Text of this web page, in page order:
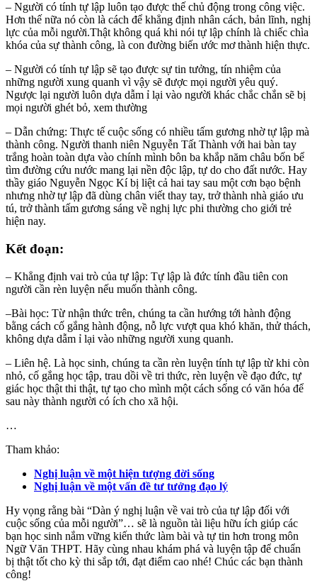
– Người có tính tự lập luôn tạo được thế chủ động trong công việc.
Hơn thế nữa nó còn là cách để khẳng định nhân cách, bản lĩnh, nghị
lực của mỗi người.Thật không quá khi nói tự lập chính là chiếc chìa
khóa của sự thành công, là con đường biến ước mơ thành hiện thực.
– Người có tính tự lập sẽ tạo được sự tin tưởng, tín nhiệm của
những người xung quanh vì vậy sẽ được mọi người yêu quý.
Ngược lại người luôn dựa dẫm ỉ lại vào người khác chắc chắn sẽ bị
mọi người ghét bỏ, xem thường
– Dẫn chứng: Thực tế cuộc sống có nhiều tấm gương nhờ tự lập mà
thành công. Người thanh niên Nguyễn Tất Thành với hai bàn tay
trắng hoàn toàn dựa vào chính mình bôn ba khắp năm châu bốn bể
tìm đường cứu nước mang lại nền độc lập, tự do cho đất nước. Hay
thầy giáo Nguyễn Ngọc Kí bị liệt cả hai tay sau một cơn bạo bệnh
nhưng nhờ tự lập đã dùng chân viết thay tay, trở thành nhà giáo ưu
tú, trở thành tấm gương sáng về nghị lực phi thường cho giới trẻ
hiện nay.
Kết đoạn:
– Khẳng định vai trò của tự lập: Tự lập là đức tính đầu tiên con
người cần rèn luyện nếu muốn thành công.
–Bài học: Từ nhận thức trên, chúng ta cần hướng tới hành động
bằng cách cố gắng hành động, nỗ lực vượt qua khó khăn, thử thách,
không dựa dẫm ỉ lại vào những người xung quanh.
– Liên hệ. Là học sinh, chúng ta cần rèn luyện tính tự lập từ khi còn
nhỏ, cố gắng học tập, trau dồi về tri thức, rèn luyện về đạo đức, tự
giác học thật thi thật, tự tạo cho mình một cách sống có văn hóa để
sau này thành người có ích cho xã hội.
…
Tham khảo:
Nghị luận về một hiện tượng đời sống
Nghị luận về một vấn đề tư tưởng đạo lý
Hy vọng rằng bài “Dàn ý nghị luận về vai trò của tự lập đối với
cuộc sống của mỗi người”… sẽ là nguồn tài liệu hữu ích giúp các
bạn học sinh nắm vững kiến thức làm bài và tự tin hơn trong môn
Ngữ Văn THPT. Hãy cùng nhau khám phá và luyện tập để chuẩn
bị thật tốt cho kỳ thi sắp tới, đạt điểm cao nhé! Chúc các bạn thành
công!